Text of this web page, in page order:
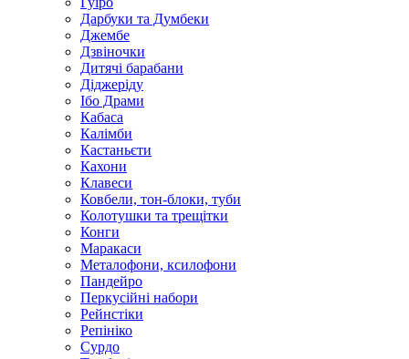
Дарбуки та Думбеки
Джембе
Дзвіночки
Дитячі барабани
Діджеріду
Ібо Драми
Кабаса
Калімби
Кастаньєти
Кахони
Клавеси
Ковбели, тон-блоки, туби
Колотушки та трещітки
Конги
Маракаси
Металофони, ксилофони
Пандейро
Перкусійні набори
Рейнстіки
Репініко
Сурдо